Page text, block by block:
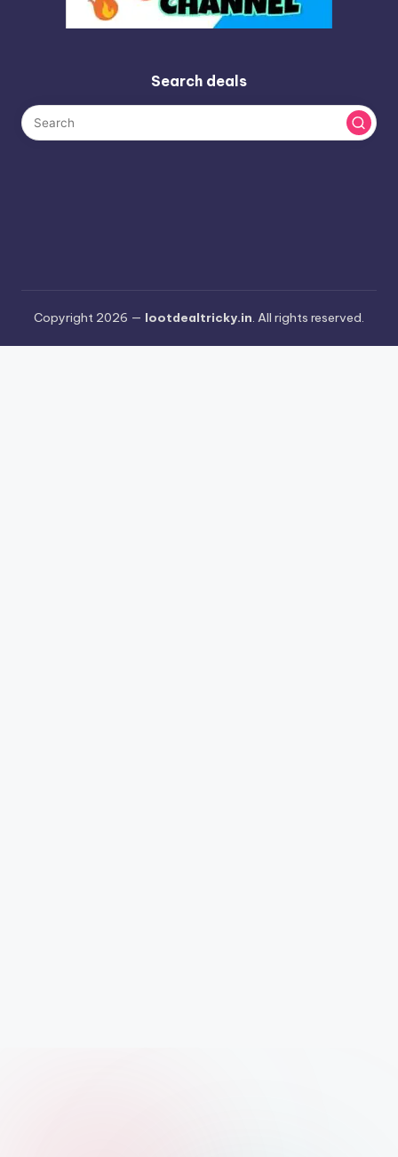
Search deals
Copyright 2026 — lootdealtricky.in. All rights reserved.